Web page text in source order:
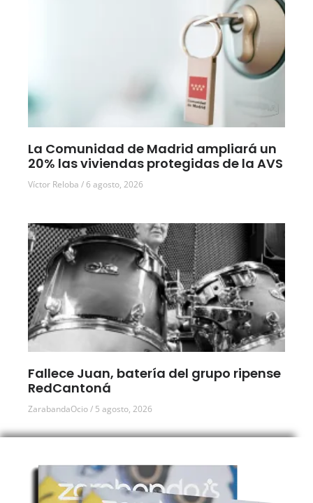
La Comunidad de Madrid ampliará un
20% las viviendas protegidas de la AVS
Víctor Reloba 6 agosto, 2026
Fallece Juan, batería del grupo ripense
RedCantoná
ZarabandaOcio 5 agosto, 2026